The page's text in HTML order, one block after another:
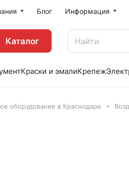
Блог Информация
Каталог
Краски и эмалиКрепеж
оборудование в Краснодаре